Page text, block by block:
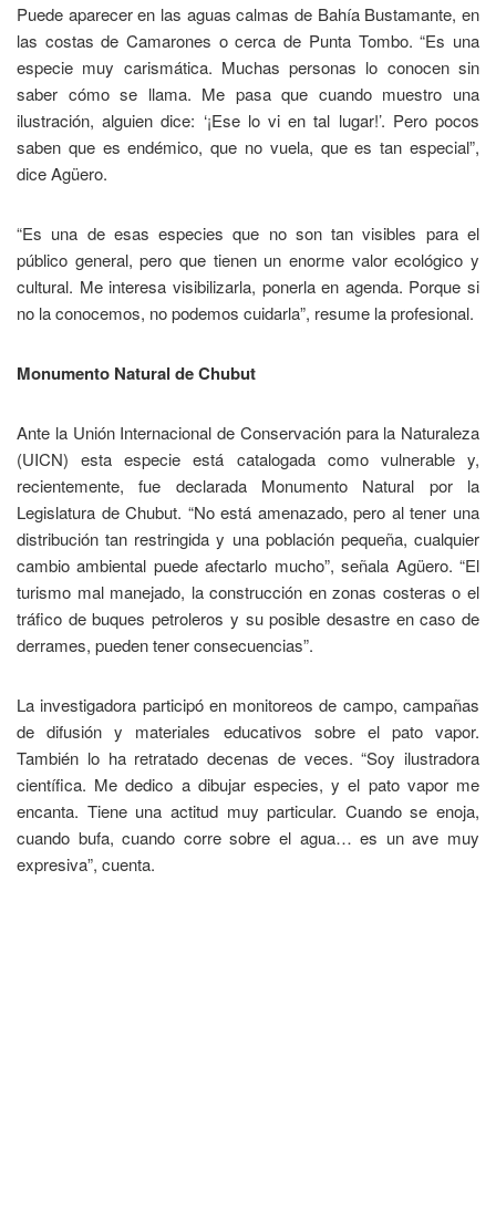
Puede aparecer en las aguas calmas de Bahía Bustamante, en
las costas de Camarones o cerca de Punta Tombo. “Es una
especie muy carismática. Muchas personas lo conocen sin
saber cómo se llama. Me pasa que cuando muestro una
ilustración, alguien dice: ‘¡Ese lo vi en tal lugar!’. Pero pocos
saben que es endémico, que no vuela, que es tan especial”,
dice Agüero.
“Es una de esas especies que no son tan visibles para el
público general, pero que tienen un enorme valor ecológico y
cultural. Me interesa visibilizarla, ponerla en agenda. Porque si
no la conocemos, no podemos cuidarla”, resume la profesional.
Monumento Natural de Chubut
Ante la Unión Internacional de Conservación para la Naturaleza
(UICN) esta especie está catalogada como vulnerable y,
recientemente, fue declarada Monumento Natural por la
Legislatura de Chubut. “No está amenazado, pero al tener una
distribución tan restringida y una población pequeña, cualquier
cambio ambiental puede afectarlo mucho”, señala Agüero. “El
turismo mal manejado, la construcción en zonas costeras o el
tráfico de buques petroleros y su posible desastre en caso de
derrames, pueden tener consecuencias”.
La investigadora participó en monitoreos de campo, campañas
de difusión y materiales educativos sobre el pato vapor.
También lo ha retratado decenas de veces. “Soy ilustradora
científica. Me dedico a dibujar especies, y el pato vapor me
encanta. Tiene una actitud muy particular. Cuando se enoja,
cuando bufa, cuando corre sobre el agua… es un ave muy
expresiva”, cuenta.